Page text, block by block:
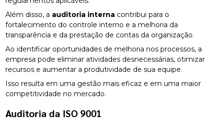
Além disso, a auditoria interna contribui para o
fortalecimento do controle interno e a melhoria da
transparência e da prestação de contas da organização.
Ao identificar oportunidades de melhoria nos processos, a
empresa pode eliminar atividades desnecessárias, otimizar
recursos e aumentar a produtividade de sua equipe.
Isso resulta em uma gestão mais eficaz e em uma maior
competitividade no mercado.
Auditoria da ISO 9001